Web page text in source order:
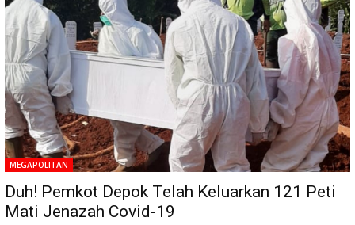
MEGAPOLITAN
Duh! Pemkot Depok Telah Keluarkan 121 Peti
Mati Jenazah Covid-19